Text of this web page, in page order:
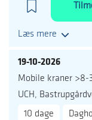
Læs mere
19-10-2026
Mobile kraner
UCH,
10 dage